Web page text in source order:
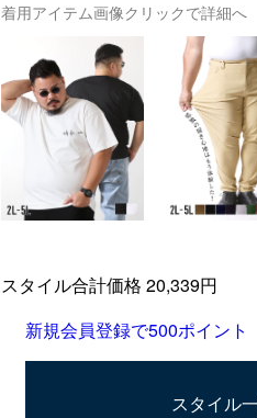
着用アイテム画像クリックで詳細へ
スタイル合計価格 20,339円
新規会員登録で500ポイント
スタイル